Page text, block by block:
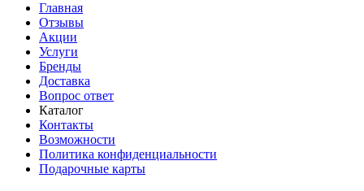
Главная
Отзывы
Акции
Услуги
Бренды
Доставка
Вопрос ответ
Каталог
Контакты
Возможности
Политика конфиденциальности
Подарочные карты